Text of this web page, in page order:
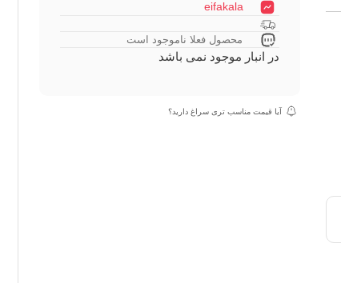
eifakala
محصول فعلا ناموجود است
در انبار موجود نمی باشد
آیا قیمت مناسب تری سراغ دارید؟